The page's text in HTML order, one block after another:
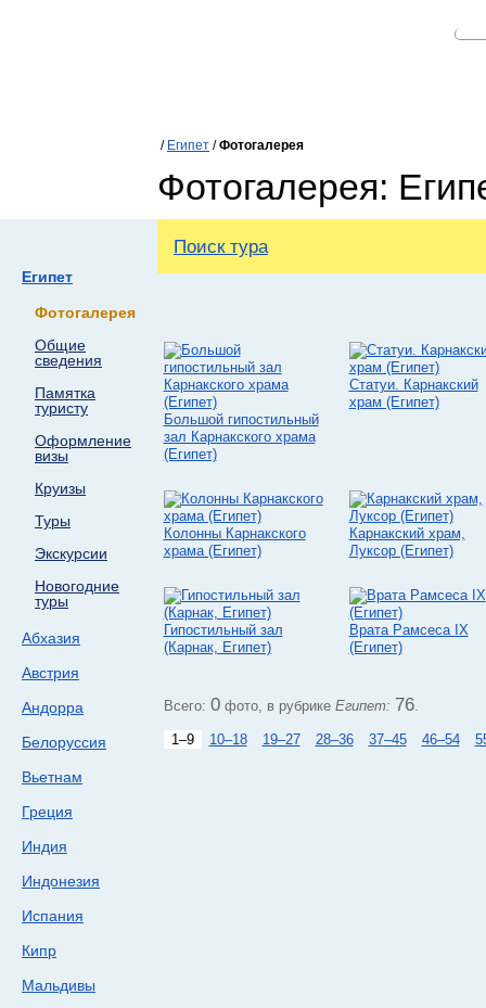
/ Египет /Фотогалерея
Фотогалерея:
Египет
Фотогалерея
Общие
сведения
Памятка
туристу
Оформление
визы
Круизы
Туры
Экскурсии
Новогодние
туры
Абхазия
Австрия
Андорра
Белоруссия
Вьетнам
Греция
Индия
Индонезия
Испания
Кипр
Мальдивы
Поиск тура
Большой гипостильный
зал Карнакского храма
(Египет)
Статуи. Карнакский
храм (Египет)
Колонны Карнакского
храма (Египет)
Карнакский храм,
Луксор (Египет)
Гипостильный зал
(Карнак, Египет)
Врата Рамсеса IX
(Египет)
Всего: 0фото, в рубрике Египет: 76.
1–9 10–18 19–27 28–36 37–45 46–54